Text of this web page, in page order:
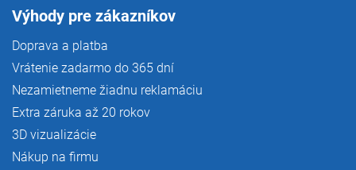
Výhody pre zákazníkov
Doprava a platba
Vrátenie zadarmo do 365 dní
Nezamietneme žiadnu reklamáciu
Extra záruka až 20 rokov
3D vizualizácie
Nákup na firmu